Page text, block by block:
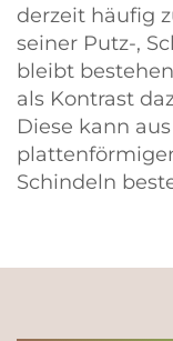
derzeit häufig
seiner Putz-,
bleibt
als Kontrast
Diese kann
Schindeln